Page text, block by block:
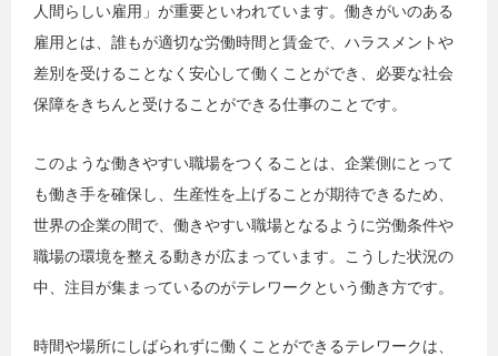
人間らしい雇用」が重要といわれています。働きがいのある
雇用とは、誰もが適切な労働時間と賃金で、ハラスメントや
差別を受けることなく安心して働くことができ、必要な社会
保障をきちんと受けることができる仕事のことです。
このような働きやすい職場をつくることは、企業側にとって
も働き手を確保し、生産性を上げることが期待できるため、
世界の企業の間で、働きやすい職場となるように労働条件や
職場の環境を整える動きが広まっています。こうした状況の
中、注目が集まっているのがテレワークという働き方です。
時間や場所にしばられずに働くことができるテレワークは、